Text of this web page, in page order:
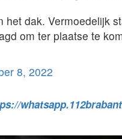
het dak. Vermoedelijk
om ter plaatse te
8, 2022